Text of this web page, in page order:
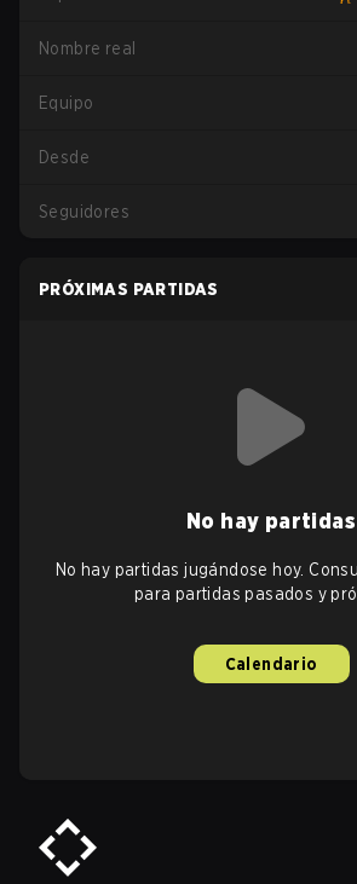
Nombre real
Equipo
Desde
Seguidores
PRÓXIMAS PARTIDAS
No hay partidas
No hay partidas jugándose hoy.
para partidas pasados y
Calendario